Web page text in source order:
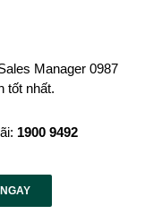
Manager 0987
tốt nhất.
1900 9492